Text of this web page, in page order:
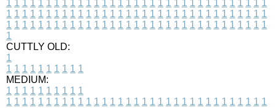
1 1 1 1 1 1 1 1 1 1 1 1 1 1 1 1 1 1 1 1 1 1 1 1 1 1 1 1 1 1 1 1 1
1 1 1 1 1 1 1 1 1 1 1 1 1 1 1 1 1 1 1 1 1 1 1 1 1 1 1 1 1 1 1 1 1
1 1 1 1 1 1 1 1 1 1 1 1 1 1 1 1 1 1 1 1 1 1 1 1 1 1 1 1 1 1 1 1 1
1
CUTTLY OLD:
1
1 1 1 1 1 1 1 1 1 1
MEDIUM:
1 1 1 1 1 1 1 1 1 1
1 1 1 1 1 1 1 1 1 1 1 1 1 1 1 1 1 1 1 1 1 1 1 1 1 1 1 1 1 1 1 1 1